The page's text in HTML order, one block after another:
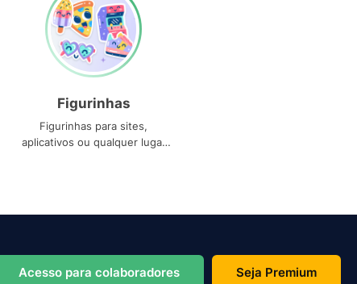
Figurinhas
Figurinhas para sites,
aplicativos ou qualquer lugar
Acesso para colaboradores Seja Premium